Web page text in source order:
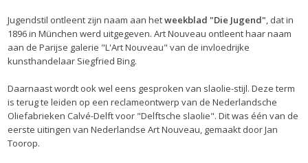
Jugendstil ontleent zijn naam aan hetweekblad "Die Jugend", dat in
1896 in München werd uitgegeven. Art Nouveau ontleent haar naam
aan de Parijse galerie "L'Art Nouveau" van de invloedrijke
kunsthandelaar Siegfried Bing.
Daarnaast wordt ook wel eens gesproken van slaolie-stijl. Deze term
is terug te leiden op een reclameontwerp van de Nederlandsche
Oliefabrieken Calvé-Delft voor "Delftsche slaolie". Dit was één van de
eerste uitingen van Nederlandse Art Nouveau, gemaakt door Jan
Toorop.